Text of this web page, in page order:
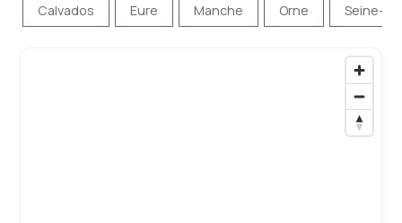
Calvados Eure Manche Orne Seine-